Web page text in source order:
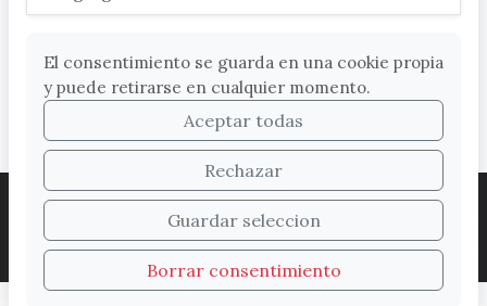
ACCESIBILIDAD COOKIES
LEGAL
PROTECCIÓN DE DATOS
MAPA WEB
SUGERENCIAS
El consentimiento se guarda en una cookie propia
y puede retirarse en cualquier momento.
Aceptar todas
Rechazar
Guardar seleccion
Borrar consentimiento